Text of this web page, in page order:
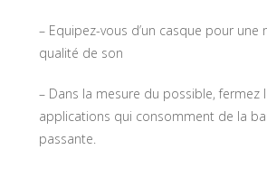
– Equipez-vous d’un casque pour une
qualité de son
– Dans la mesure du possible, fermez
applications qui consomment de la
passante.